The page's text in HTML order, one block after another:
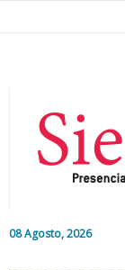
08 Agosto, 2026